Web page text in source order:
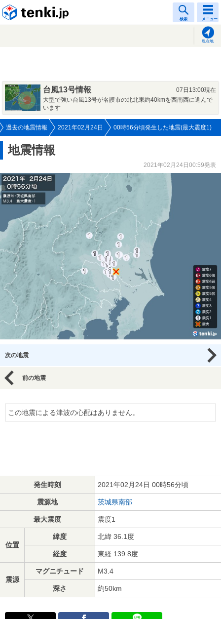
検索 メニュー
現在地
台風13号情報
07日13:00現在
大型で強い台風13号が名護市の北北東約40kmを西南西に進んで
います
過去の地震情報 2021年02月24日 00時56分頃発生した地震(最大震度1)
地震情報
2021年02月24日00:59発表
次の地震
前の地震
この地震による津波の心配はありません。
発生時刻 2021年02月24日 00時56分頃
震源地 茨城県南部
最大震度 震度1
位置
緯度 北緯 36.1度
経度 東経 139.8度
震源
マグニチュード M3.4
深さ 約50km